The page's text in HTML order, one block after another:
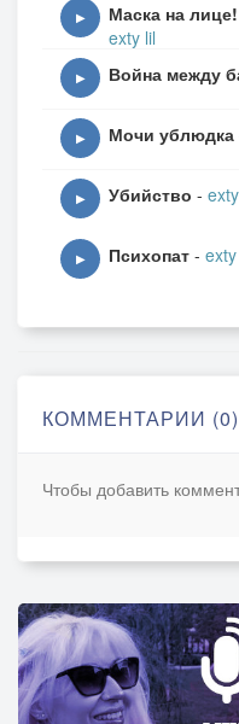
▶ Маска на
exty lil
▶ Война между
▶ Мочи ублюдка
▶ Убийство -
▶ Психопат -
КОММЕНТАРИИ (0)
Чтобы добавить